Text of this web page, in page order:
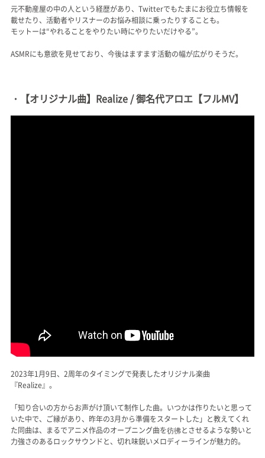
元不動産屋の中の人という経歴があり、Twitterでもたまにお役立ち情報を
載せたり、活動者やリスナーのお悩み相談に乗ったりすることも。
モットーは“やれることをやりたい時にやりたいだけやる”。
ASMRにも意欲を見せており、今後はますます活動の幅が広がりそうだ。
・【オリジナル曲】Realize / 御名代アロエ【フルMV】
2023年1月9日、2周年のタイミングで発表したオリジナル楽曲
『Realize』。
「知り合いの方からお声がけ頂いて制作した曲。いつかは作りたいと思って
いた中で、ご縁があり、昨年の3月から準備をスタートした」と教えてくれ
た同曲は、まるでアニメ作品のオープニング曲を彷彿とさせるような勢いと
力強さのあるロックサウンドと、切れ味鋭いメロディーラインが魅力的。